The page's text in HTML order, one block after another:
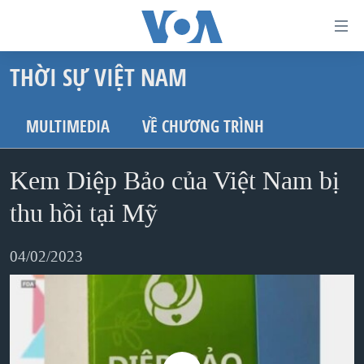
dẫn
truy
cập
dung
chính
điều
hướng
TRANG CHỦ
VIỆT NAM
HOA KỲ
BIỂN ĐÔNG
THẾ GIỚI
DIỄN ĐÀN
MỤC
TỰ DO BÁO CHÍ
VẠCH TRẦN TIN GIẢ
CHUYÊN ĐỀ
CHIẾN TRANH THƯƠNG MẠI CỦA MỸ: QUÁ KHỨ VÀ HIỆN
HỌC TIẾNG ANH
THỜI SỰ VIỆT NAM
MULTIMEDIA VỀ CHƯƠNG TRÌNH
Kem Diệp Bảo của Việt Nam bị
thu hồi tại Mỹ
04/02/2023